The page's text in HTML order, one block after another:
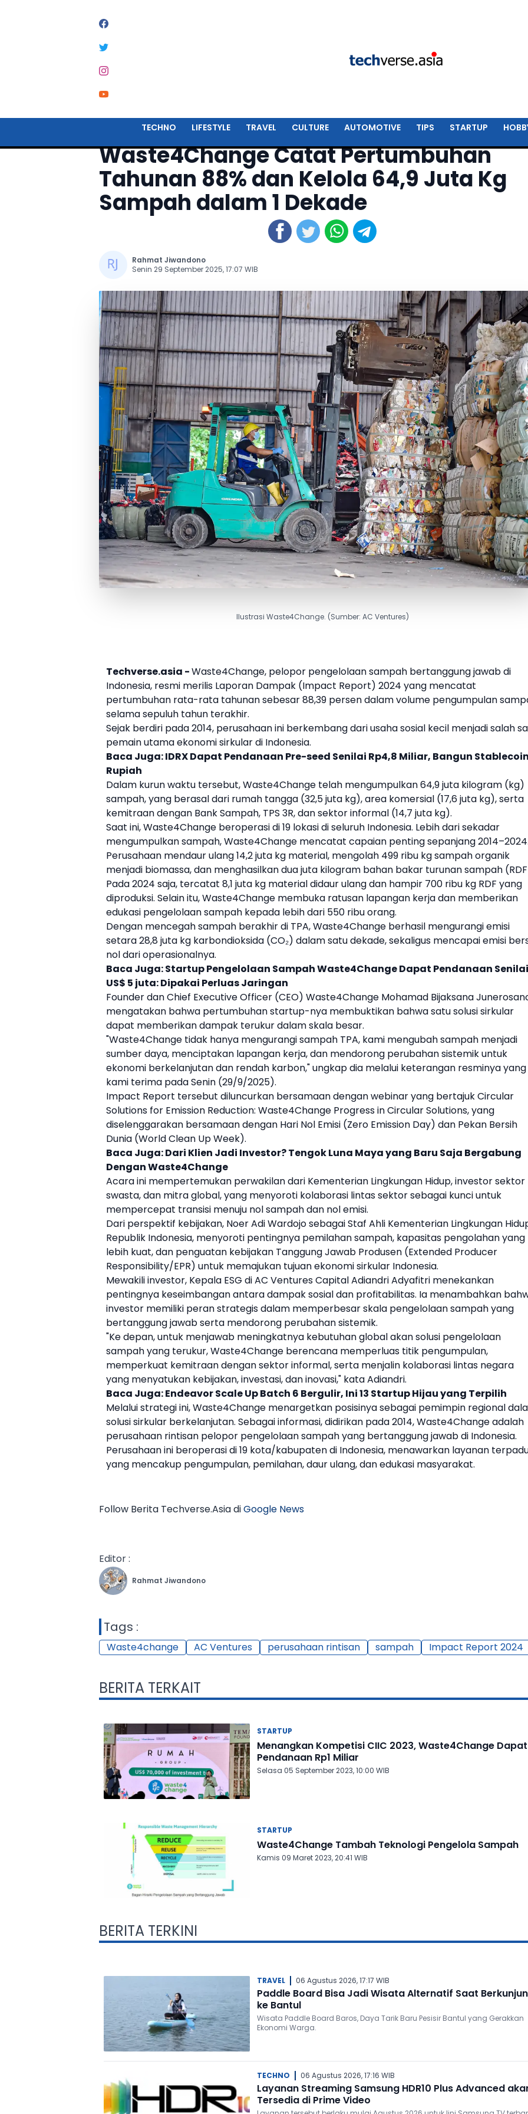
TECHNO LIFESTYLE TRAVEL CULTURE AUTOMOTIVE TIPS STARTUP
Waste4Change Catat Pertumbuhan
Tahunan 88% dan Kelola 64,9 Juta Kg
Sampah dalam 1 Dekade
Rahmat Jiwandono
Senin 29 September 2025, 17:07 WIB
Ilustrasi Waste4Change. (Sumber: AC Ventures)
Techverse.asia -Waste4Change, pelopor pengelolaansampah bertanggung jawab di
Indonesia, resmi merilis Laporan Dampak (Impact Report) 2024 yang mencatat
pertumbuhan rata-rata tahunan sebesar 88,39 persen dalam volume pengumpulan
selama sepuluh tahun terakhir.
Sejak berdiri pada 2014, perusahaan ini berkembang dari usaha sosial kecil menjadi salah
pemain utama ekonomi sirkular di Indonesia.
Baca Juga:IDRX Dapat Pendanaan Pre-seed Senilai Rp4,8 Miliar, Bangun
Rupiah
Dalam kurun waktu tersebut, Waste4Change telah mengumpulkan 64,9 juta kilogram (kg)
sampah, yang berasal dari rumah tangga (32,5 juta kg), area komersial (17,6 juta kg), serta
kemitraan dengan Bank Sampah, TPS 3R, dan sektor informal (14,7 juta kg).
Saat ini, Waste4Change beroperasi di 19 lokasi di seluruh Indonesia. Lebih dari sekadar
mengumpulkansampah, Waste4Change mencatat capaian penting sepanjang
Perusahaan mendaur ulang 14,2 juta kg material, mengolah 499 ribu kgsampahorganik
menjadi biomassa, dan menghasilkan dua juta kilogram bahan bakar turunansampah
Pada 2024 saja, tercatat 8,1 juta kg material didaur ulang dan hampir 700 ribu kg RDF yang
diproduksi. Selain itu, Waste4Change membuka ratusan lapangan kerja dan memberikan
edukasi pengelolaansampah kepada lebih dari 550 ribu orang.
Dengan mencegahsampah berakhir di TPA, Waste4Change berhasil mengurangi emisi
setara 28,8 juta kg karbondioksida (CO₂) dalam satu dekade, sekaligus mencapai emisi
nol dari operasionalnya.
Baca Juga:Startup Pengelolaan Sampah Waste4Change Dapat Pendanaan Senilai
US$ 5 juta: Dipakai Perluas Jaringan
Founder dan Chief Executive Officer (CEO) Waste4Change Mohamad Bijaksana
mengatakan bahwa pertumbuhan startup-nya membuktikan bahwa satu solusi sirkular
dapat memberikan dampak terukur dalam skala besar.
"Waste4Change tidak hanya mengurangisampah TPA, kami mengubahsampah menjadi
sumber daya, menciptakan lapangan kerja, dan mendorong perubahan sistemik untuk
ekonomi berkelanjutan dan rendah karbon," ungkap dia melalui keterangan resminya yang
kami terima pada Senin (29/9/2025).
Impact Report tersebut diluncurkan bersamaan dengan webinar yang bertajuk Circular
Solutions for Emission Reduction: Waste4Change Progress in Circular Solutions, yang
diselenggarakan bersamaan dengan Hari Nol Emisi (Zero Emission Day) dan Pekan Bersih
Dunia (World Clean Up Week).
Baca Juga:Dari Klien Jadi Investor? Tengok Luna Maya yang Baru Saja Bergabung
Dengan Waste4Change
Acara ini mempertemukan perwakilan dari Kementerian Lingkungan Hidup, investor sektor
swasta, dan mitra global, yang menyoroti kolaborasi lintas sektor sebagai kunci untuk
mempercepat transisi menuju nolsampahdan nol emisi.
Dari perspektif kebijakan, Noer Adi Wardojo sebagai Staf Ahli Kementerian Lingkungan
Republik Indonesia, menyoroti pentingnya pemilahansampah, kapasitas pengolahan yang
lebih kuat, dan penguatan kebijakan Tanggung Jawab Produsen (Extended Producer
Responsibility/EPR) untuk memajukan tujuan ekonomi sirkular Indonesia.
Mewakili investor, Kepala ESG diAC VenturesCapital Adiandri Adyafitri menekankan
pentingnya keseimbangan antara dampak sosial dan profitabilitas. Ia menambahkan
investor memiliki peran strategis dalam memperbesar skala pengelolaansampahyang
bertanggung jawab serta mendorong perubahan sistemik.
"Ke depan, untuk menjawab meningkatnya kebutuhan global akan solusi pengelolaan
sampahyang terukur, Waste4Change berencana memperluas titik pengumpulan,
memperkuat kemitraan dengan sektor informal, serta menjalin kolaborasi lintas negara
yang menyatukan kebijakan, investasi, dan inovasi," kata Adiandri.
Baca Juga:Endeavor Scale Up Batch 6 Bergulir, Ini 13 Startup Hijau yang Terpilih
Melalui strategi ini, Waste4Change menargetkan posisinya sebagai pemimpin regional
solusi sirkular berkelanjutan. Sebagai informasi, didirikan pada 2014, Waste4Change adalah
perusahaan rintisan pelopor pengelolaansampahyang bertanggung jawab di Indonesia.
Perusahaan ini beroperasi di 19 kota/kabupaten di Indonesia, menawarkan layanan
yang mencakup pengumpulan, pemilahan, daur ulang, dan edukasi masyarakat.
Follow Berita Techverse.Asia diGoogle News
Editor :
Rahmat Jiwandono
Tags :
Waste4change AC Ventures perusahaan rintisan sampah Impact Report 2024
BERITA TERKAIT
STARTUP
Menangkan Kompetisi CIIC 2023, Waste4Change Dapat
Pendanaan Rp1 Miliar
Selasa 05 September 2023, 10:00 WIB
STARTUP
Waste4Change Tambah Teknologi Pengelola Sampah
Kamis 09 Maret 2023, 20:41 WIB
BERITA TERKINI
TRAVEL 06 Agustus 2026, 17:17 WIB
Paddle Board Bisa Jadi Wisata Alternatif Saat
ke Bantul
Wisata Paddle Board Baros, Daya Tarik Baru Pesisir Bantul yang Gerakkan
Ekonomi Warga.
TECHNO 06 Agustus 2026, 17:16 WIB
Layanan Streaming Samsung HDR10 Plus Advanced
Tersedia di Prime Video